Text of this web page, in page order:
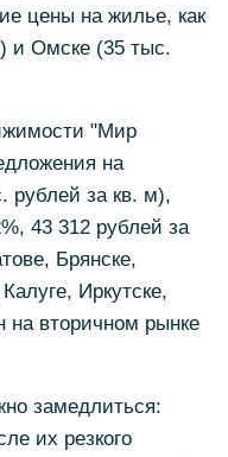
цены на жилье, как
и Омске (35 тыс.
"Мир
на
рублей за кв. м),
43 312 рублей за
Брянске,
Иркутске,
на вторичном рынке
замедлиться:
их резкого